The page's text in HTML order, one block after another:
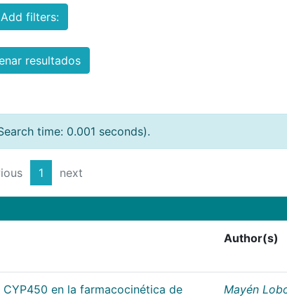
Add filters:
resultados
time: 0.001 seconds).
1 next
Author(s)
en la farmacocinética de
Mayén